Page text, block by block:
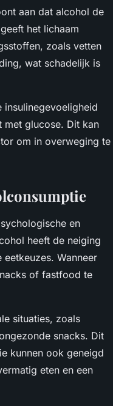
aan dat alcohol de
het lichaam
zoals vetten
wat schadelijk is
met glucose. Dit kan
om in overweging te
en
heeft de neiging
Wanneer
of fastfood te
situaties, zoals
snacks. Dit
kunnen ook geneigd
eten en een